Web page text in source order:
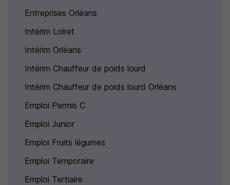
Entreprises Orléans
Intérim Loiret
Intérim Orléans
Intérim Chauffeur de poids lourd
Intérim Chauffeur de poids lourd Orléans
Emploi Permis C
Emploi Junior
Emploi Fruits légumes
Emploi Temporaire
Emploi Tertiaire